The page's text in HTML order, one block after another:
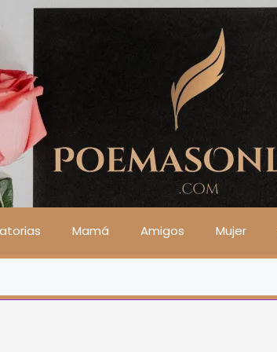
Mamá Amigos Mujer